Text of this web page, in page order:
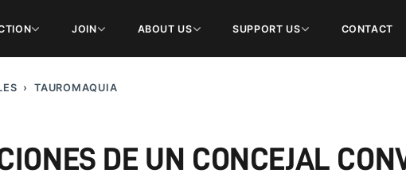
JOIN ABOUT US SUPPORT US CONTACT
TAUROMAQUIA
DE UN CONCEJAL